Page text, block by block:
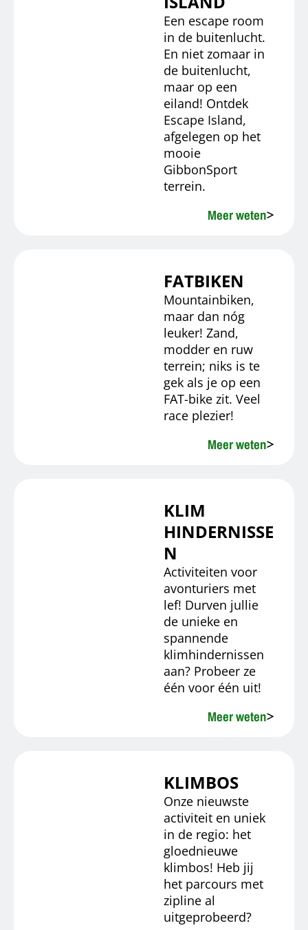
Een escape room
in de buitenlucht.
En niet zomaar in
de buitenlucht,
maar op een
eiland! Ontdek
Escape Island,
afgelegen op het
mooie
GibbonSport
terrein.
Meer weten
FATBIKEN
Mountainbiken,
maar dan nóg
leuker! Zand,
modder en ruw
terrein; niks is te
gek als je op een
FAT-bike zit. Veel
race plezier!
Meer weten
KLIM
HINDERNISSE
N
Activiteiten voor
avonturiers met
lef! Durven jullie
de unieke en
spannende
klimhindernissen
aan? Probeer ze
één voor één uit!
Meer weten
KLIMBOS
Onze nieuwste
activiteit en uniek
in de regio: het
gloednieuwe
klimbos! Heb jij
het parcours met
zipline al
uitgeprobeerd?